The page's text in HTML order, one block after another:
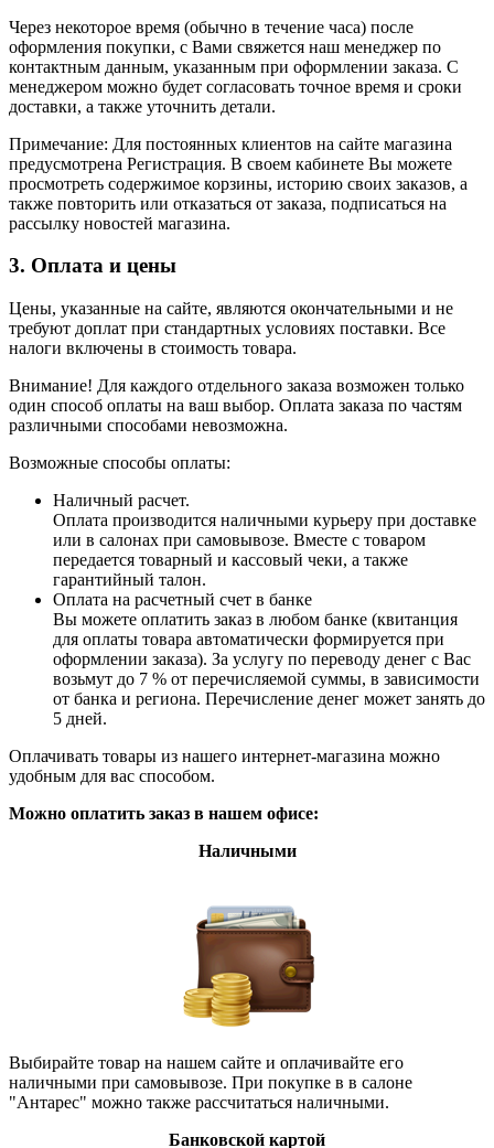
Через некоторое время (обычно в течение часа) после
оформления покупки, с Вами свяжется наш менеджер по
контактным данным, указанным при оформлении заказа. С
менеджером можно будет согласовать точное время и сроки
доставки, а также уточнить детали.
Примечание: Для постоянных клиентов на сайте магазина
предусмотрена Регистрация. В своем кабинете Вы можете
просмотреть содержимое корзины, историю своих заказов, а
также повторить или отказаться от заказа, подписаться на
рассылку новостей магазина.
3. Оплата и цены
Цены, указанные на сайте, являются окончательными и не
требуют доплат при стандартных условиях поставки. Все
налоги включены в стоимость товара.
Внимание! Для каждого отдельного заказа возможен только
один способ оплаты на ваш выбор. Оплата заказа по частям
различными способами невозможна.
Возможные способы оплаты:
Наличный расчет.
Оплата производится наличными курьеру при доставке
или в салонах при самовывозе. Вместе с товаром
передается товарный и кассовый чеки, а также
гарантийный талон.
Оплата на расчетный счет в банке
Вы можете оплатить заказ в любом банке (квитанция
для оплаты товара автоматически формируется при
оформлении заказа). За услугу по переводу денег с Вас
возьмут до 7 % от перечисляемой суммы, в зависимости
от банка и региона. Перечисление денег может занять до
5 дней.
Оплачивать товары из нашего интернет-магазина можно
удобным для вас способом.
Можно оплатить заказ в нашем офисе:
Наличными
Выбирайте товар на нашем сайте и оплачивайте его
наличными при самовывозе. При покупке в в салоне
"Антарес" можно также рассчитаться наличными.
Банковской картой